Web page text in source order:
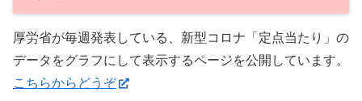
厚労省が毎週発表している、新型コロナ「定点当たり」の
データをグラフにして表示するページを公開しています。
こちらからどうぞ